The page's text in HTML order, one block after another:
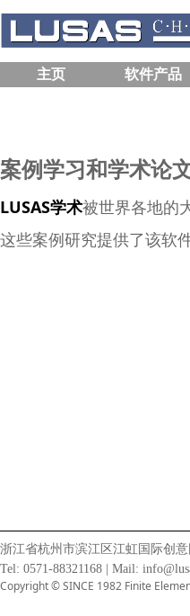
主页 软件产品
LUSAS学术被世界各地的
这些案例研究提供了该软
案例学习和学术论
浙江省杭州市滨江区江虹国际创意
Tel: 0571-88321168 | Mail:
Copyright © SINCE 1982 Finite